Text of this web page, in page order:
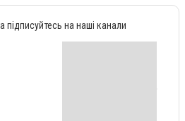
підписуйтесь на наші канали